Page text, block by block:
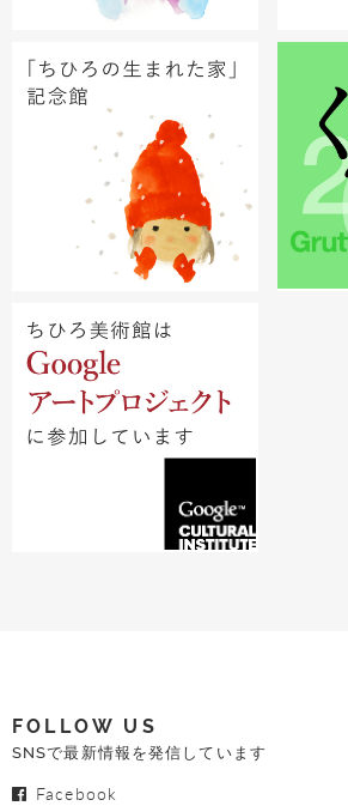
FOLLOW US
SNSで最新情報を発信しています
Facebook